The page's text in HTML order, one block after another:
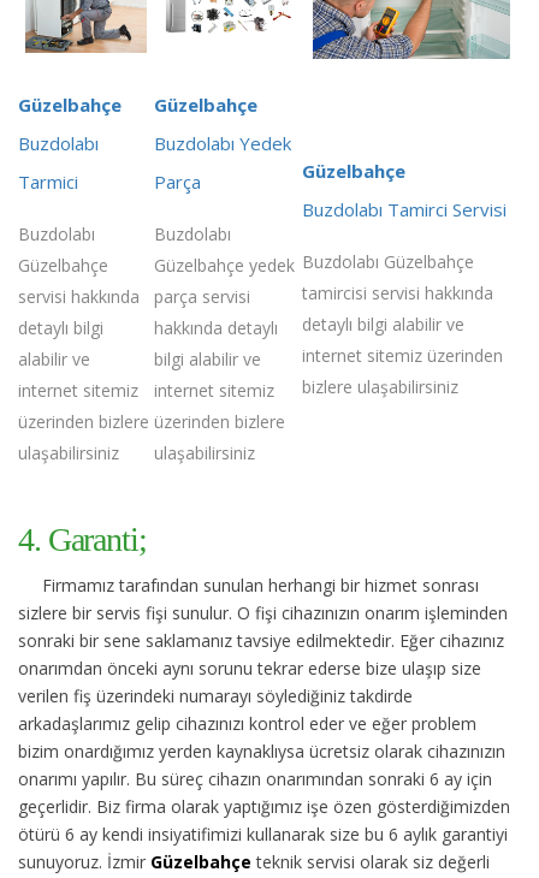
Güzelbahçe
Buzdolabı
Tarmici
Buzdolabı
Güzelbahçe
servisi hakkında
detaylı bilgi
alabilir ve
internet sitemiz
üzerinden bizlere
ulaşabilirsiniz
Güzelbahçe
Buzdolabı Yedek
Parça
Buzdolabı
Güzelbahçe yedek
parça servisi
hakkında detaylı
bilgi alabilir ve
internet sitemiz
üzerinden bizlere
ulaşabilirsiniz
Güzelbahçe
Buzdolabı Tamirci Servisi
Buzdolabı Güzelbahçe
tamircisi servisi hakkında
detaylı bilgi alabilir ve
internet sitemiz üzerinden
bizlere ulaşabilirsiniz
4. Garanti;
Firmamız tarafından sunulan herhangi bir hizmet sonrası
sizlere bir servis fişi sunulur. O fişi cihazınızın onarım işleminden
sonraki bir sene saklamanız tavsiye edilmektedir. Eğer cihazınız
onarımdan önceki aynı sorunu tekrar ederse bize ulaşıp size
verilen fiş üzerindeki numarayı söylediğiniz takdirde
arkadaşlarımız gelip cihazınızı kontrol eder ve eğer problem
bizim onardığımız yerden kaynaklıysa ücretsiz olarak cihazınızın
onarımı yapılır. Bu süreç cihazın onarımından sonraki 6 ay için
geçerlidir. Biz firma olarak yaptığımız işe özen gösterdiğimizden
ötürü 6 ay kendi insiyatifimizi kullanarak size bu 6 aylık garantiyi
sunuyoruz. İzmir Güzelbahçe teknik servisi olarak siz değerli